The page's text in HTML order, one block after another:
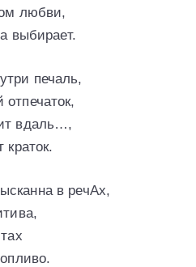
любви,
выбирает.
печаль,
вдаль…,
в речАх,